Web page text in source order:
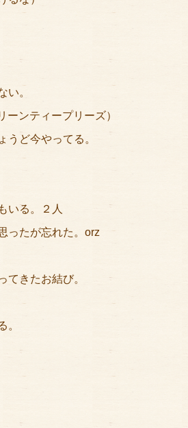
い。
ンティープリーズ）
うど今やってる。
いる。２人
ったが忘れた。orz
てきたお結び。
。